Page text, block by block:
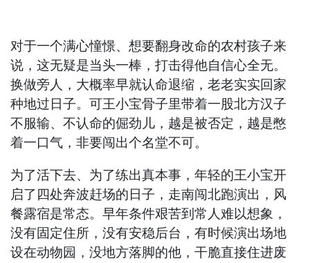
对于一个满心憧憬、想要翻身改命的农村孩子来
说，这无疑是当头一棒，打击得他自信心全无。
换做旁人，大概率早就认命退缩，老老实实回家
种地过日子。可王小宝骨子里带着一股北方汉子
不服输、不认命的倔劲儿，越是被否定，越是憋
着一口气，非要闯出个名堂不可。
为了活下去、为了练出真本事，年轻的王小宝开
启了四处奔波赶场的日子，走南闯北跑演出，风
餐露宿是常态。早年条件艰苦到常人难以想象，
没有固定住所，没有安稳后台，有时候演出场地
设在动物园，没地方落脚的他，干脆直接住进废